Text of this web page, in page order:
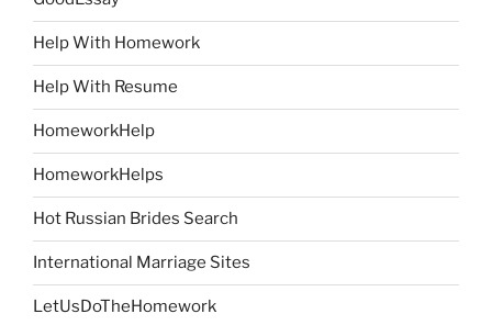
Help With Homework
Help With Resume
HomeworkHelp
HomeworkHelps
Hot Russian Brides Search
International Marriage Sites
LetUsDoTheHomework